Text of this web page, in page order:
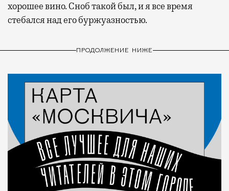
хорошее вино. Сноб такой был, и я все время
стебался над его буржуазностью.
ПРОДОЛЖЕНИЕ НИЖЕ